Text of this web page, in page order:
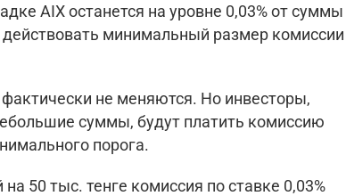
AIX останется на уровне 0,03% от суммы
минимальный размер комиссии
не меняются. Но инвесторы,
суммы, будут платить комиссию
порога.
50 тыс. тенге комиссия по ставке 0,03%